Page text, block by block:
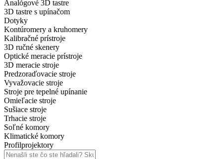
Analógové 3D tastre
3D tastre s upínačom
Dotyky
Kontúromery a kruhomery
Kalibračné prístroje
3D ručné skenery
Optické meracie prístroje
3D meracie stroje
Predzoraďovacie stroje
Vyvažovacie stroje
Stroje pre tepelné upínanie
Omieľacie stroje
Sušiace stroje
Trhacie stroje
Soľné komory
Klimatické komory
Profilprojektory